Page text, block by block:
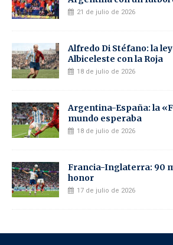
21 de julio de 2026
Alfredo Di Stéfano: la
Albiceleste con la Roja
18 de julio de 2026
Argentina-España: la
mundo esperaba
18 de julio de 2026
Francia-Inglaterra: 90
honor
17 de julio de 2026